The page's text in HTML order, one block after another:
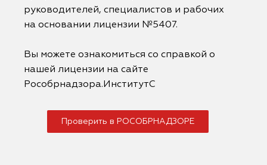
руководителей, специалистов и рабочих
на основании лицензии №5407.
Вы можете ознакомиться со справкой о
нашей лицензии на сайте
Рособрнадзора.ИнститутС
Проверить в РОСОБРНАДЗОРЕ